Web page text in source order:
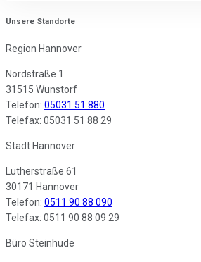
Unsere Standorte
Region Hannover
Nordstraße 1
31515 Wunstorf
Telefon: 05031 51 880
Telefax: 05031 51 88 29
Stadt Hannover
Lutherstraße 61
30171 Hannover
Telefon: 0511 90 88 090
Telefax: 0511 90 88 09 29
Büro Steinhude